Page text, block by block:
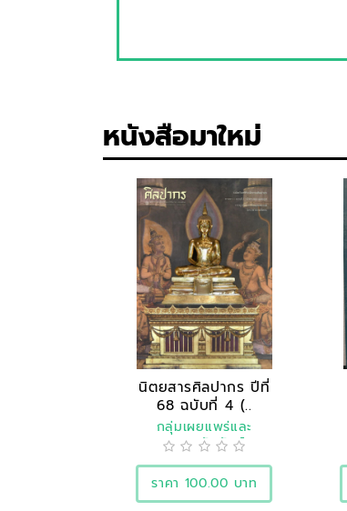
หนังสือมาใหม่
นิตยสารศิลปากร ปีที่
68 ฉบับที่ 4 (..
กลุ่มเผยแพร่และ
ประชาสัมพันธ์
ราคา 100.00 บาท